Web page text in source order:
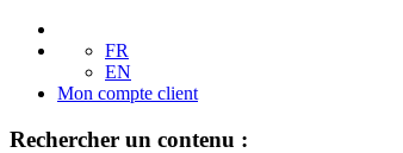
FR
EN
Mon compte client
Rechercher un contenu :